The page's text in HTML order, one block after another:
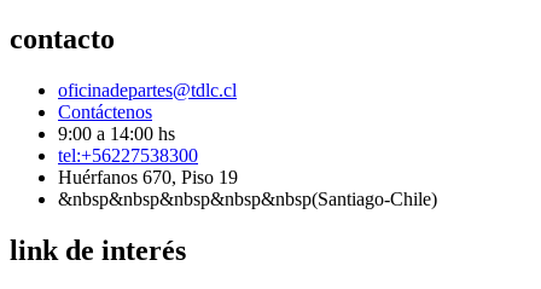
contacto
oficinadepartes@tdlc.cl
Contáctenos
9:00 a 14:00 hs
tel:+56227538300
Huérfanos 670, Piso 19
&nbsp&nbsp&nbsp&nbsp&nbsp(Santiago-Chile)
link de interés